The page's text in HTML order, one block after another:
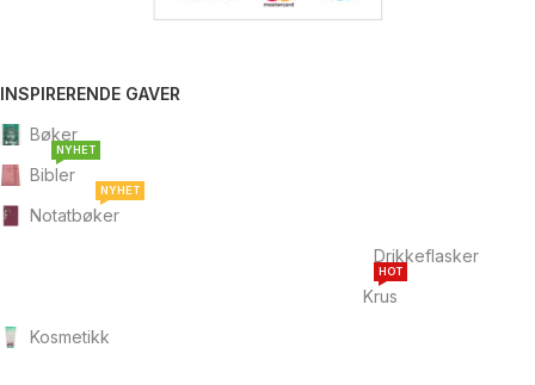
INSPIRERENDE GAVER
Bøker
Bibler
NYHET
Notatbøker
NYHET
Drikkeflasker
Krus
HOT
Kosmetikk